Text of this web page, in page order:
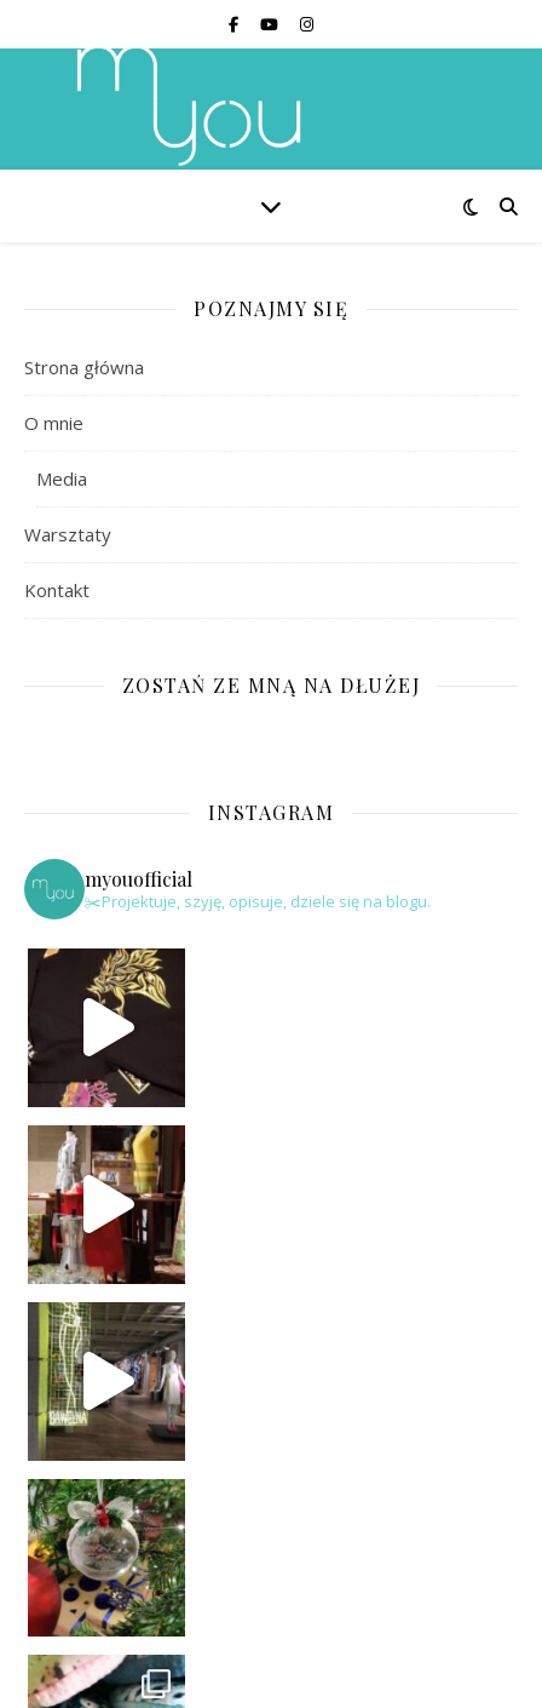
POZNAJMY SIĘ
Strona główna
O mnie
Media
Warsztaty
Kontakt
ZOSTAŃ ZE MNĄ NA DŁUŻEJ
INSTAGRAM
myouofficial
✂️Projektuje, szyję, opisuje, dziele się na blogu.